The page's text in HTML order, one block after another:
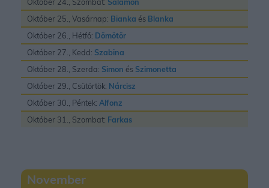
Október 25., Vasárnap: Bianka és Blanka
Október 26., Hétfő: Dömötör
Október 27., Kedd: Szabina
Október 28., Szerda: Simon és Szimonetta
Október 29., Csütörtök: Nárcisz
Október 30., Péntek: Alfonz
Október 31., Szombat: Farkas
November